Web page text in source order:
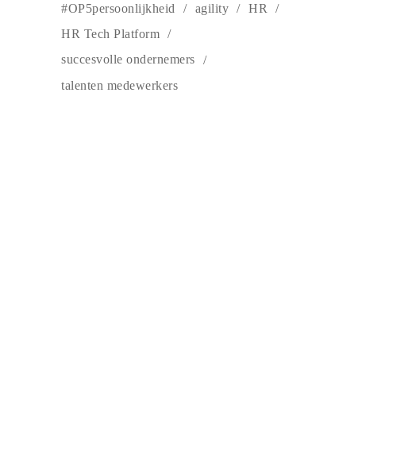
#OP5persoonlijkheid
agility
HR
HR Tech Platform
succesvolle ondernemers
talenten medewerkers